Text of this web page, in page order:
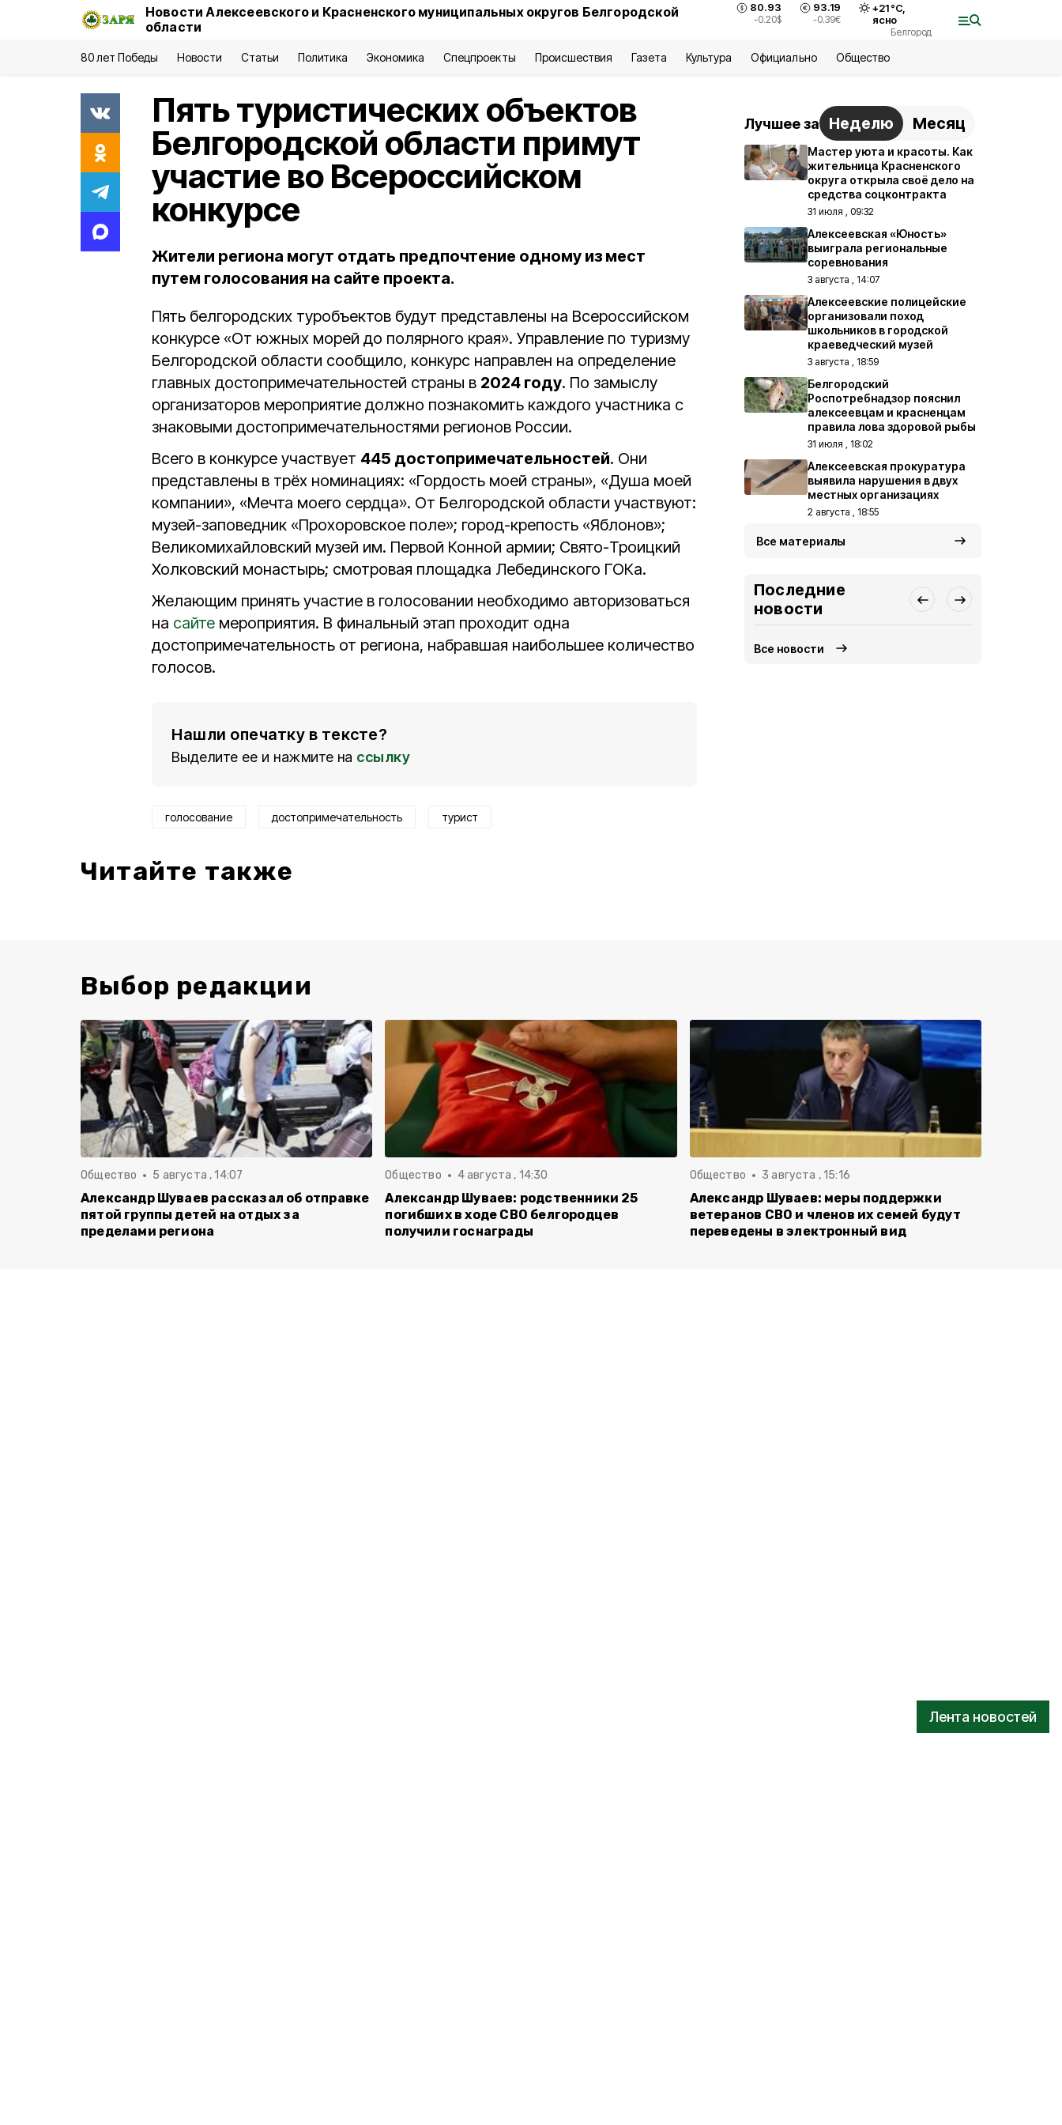
Новости Алексеевского и Красненского муниципальных округов Белгородской
области
80.93
-0.20$
93.19
-0.39€
+21°С,
ясно
Белгород
80 лет Победы Новости Статьи Политика Экономика Спецпроекты Происшествия Газета Культура Официально Общество
Лента новостей
Пять туристических объектов
Белгородской области примут
участие во Всероссийском
конкурсе
Жители региона могут отдать предпочтение одному из мест
путем голосования на сайте проекта.
Пять белгородских туробъектов будут представлены на Всероссийском
конкурсе «От южных морей до полярного края». Управление по туризму
Белгородской области сообщило, конкурс направлен на определение
главных достопримечательностей страны в 2024 году. По замыслу
организаторов мероприятие должно познакомить каждого участника с
знаковыми достопримечательностями регионов России.
Всего в конкурсе участвует 445 достопримечательностей. Они
представлены в трёх номинациях: «Гордость моей страны», «Душа моей
компании», «Мечта моего сердца». От Белгородской области участвуют:
музей-заповедник «Прохоровское поле»; город-крепость «Яблонов»;
Великомихайловский музей им. Первой Конной армии; Свято-Троицкий
Холковский монастырь; смотровая площадка Лебединского ГОКа.
Желающим принять участие в голосовании необходимо авторизоваться
на сайте мероприятия. В финальный этап проходит одна
достопримечательность от региона, набравшая наибольшее количество
голосов.
Нашли опечатку в тексте?
Выделите ее и нажмите на ссылку
голосование достопримечательность турист
Читайте также
Лучшее за Неделю Месяц
Мастер уюта и красоты. Как
жительница Красненского
округа открыла своё дело на
средства соцконтракта
31 июля , 09:32
Алексеевская «Юность»
выиграла региональные
соревнования
3 августа , 14:07
Алексеевские полицейские
организовали поход
школьников в городской
краеведческий музей
3 августа , 18:59
Белгородский
Роспотребнадзор пояснил
алексеевцам и красненцам
правила лова здоровой рыбы
31 июля , 18:02
Алексеевская прокуратура
выявила нарушения в двух
местных организациях
2 августа , 18:55
Все материалы
Последние
новости
Все новости
Выбор редакции
Общество 5 августа , 14:07
Александр Шуваев рассказал об отправке
пятой группы детей на отдых за
пределами региона
Общество 4 августа , 14:30
Александр Шуваев: родственники 25
погибших в ходе СВО белгородцев
получили госнаграды
Общество 3 августа , 15:16
Александр Шуваев: меры поддержки
ветеранов СВО и членов их семей будут
переведены в электронный вид